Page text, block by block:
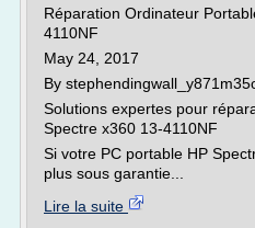
Réparation Ordinateur
4110NF
May 24, 2017
By
Solutions expertes pour
Spectre x360 13-4110NF
Si votre PC portable HP
plus sous garantie...
Lire la suite